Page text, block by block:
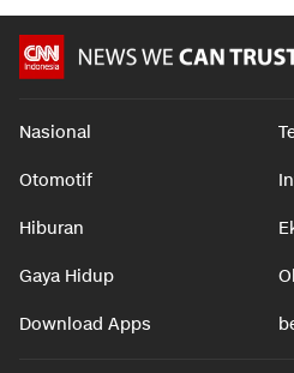
Nasional
Otomotif
Hiburan
Gaya Hidup
Download Apps